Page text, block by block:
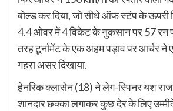
बोल्ड कर दिया, जो सीधे ऑफ स्टंप के ऊपरी
4.4 ओवर में 4 विकेट के नुकसान पर 57 रन
तरह टूर्नामेंट के एक अहम पड़ाव पर आर्चर ने
गहरा असर दिखाया.
हेनरिक क्लासेन (18) ने लेग-स्पिनर यश
शानदार छक्का लगाकर कुछ देर के लिए